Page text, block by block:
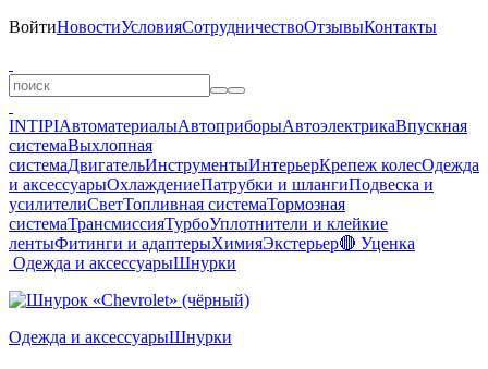
ВойтиНовостиУсловияСотрудничествоОтзывыКонтакты
INTIPIАвтоматериалыАвтоприборыАвтоэлектрикаВпускная
системаВыхлопная
системаДвигательИнструментыИнтерьерКрепеж колесОдежда
и аксессуарыОхлаждениеПатрубки и шлангиПодвеска и
усилителиСветТопливная системаТормозная
системаТрансмиссияТурбоУплотнители и клейкие
лентыФитинги и адаптерыХимияЭкстерьер🔴 Уценка
Одежда и аксессуарыШнурки
Одежда и аксессуарыШнурки